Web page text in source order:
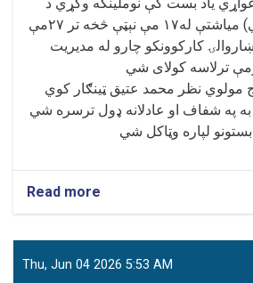
روانې جوزا ( غبرګولي) میاشتې له۱۷ مې نېټې څخه تر ۲۷مې
کارکوونکو چارو له مدیریت
ترلاسه کولای شي
مولوي نظر محمد عتیق ټینګار کوي
په شفاف او عادلانه ډول ترسره شي
لپاره وټاکل شي
Read more
مهترلام
د
سروې
Thu, Jun 04 2026 5:53 AM